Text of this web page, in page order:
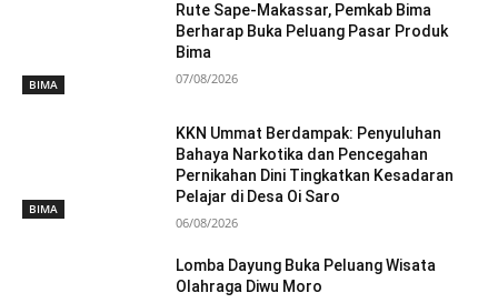
BIMA
Rute Sape-Makassar, Pemkab Bima
Berharap Buka Peluang Pasar Produk
Bima
07/08/2026
BIMA
KKN Ummat Berdampak: Penyuluhan
Bahaya Narkotika dan Pencegahan
Pernikahan Dini Tingkatkan Kesadaran
Pelajar di Desa Oi Saro
06/08/2026
Lomba Dayung Buka Peluang Wisata
Olahraga Diwu Moro